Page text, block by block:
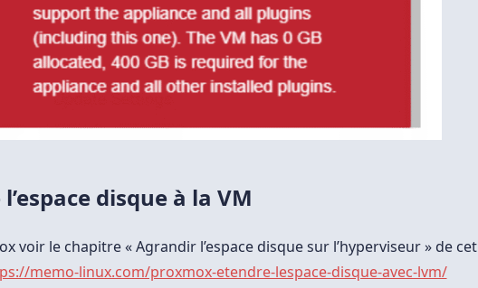
disque à la VM
voir le chapitre « Agrandir l’espace disque sur l’hyperviseur » de cet
memo-linux.com/proxmox-etendre-lespace-disque-avec-lvm/